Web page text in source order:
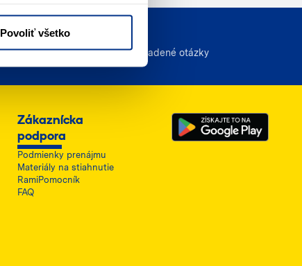
Povoliť všetko
Často kladené otázky
Zákaznícka
podpora
Podmienky prenájmu
Materiály na stiahnutie
RamiPomocník
FAQ